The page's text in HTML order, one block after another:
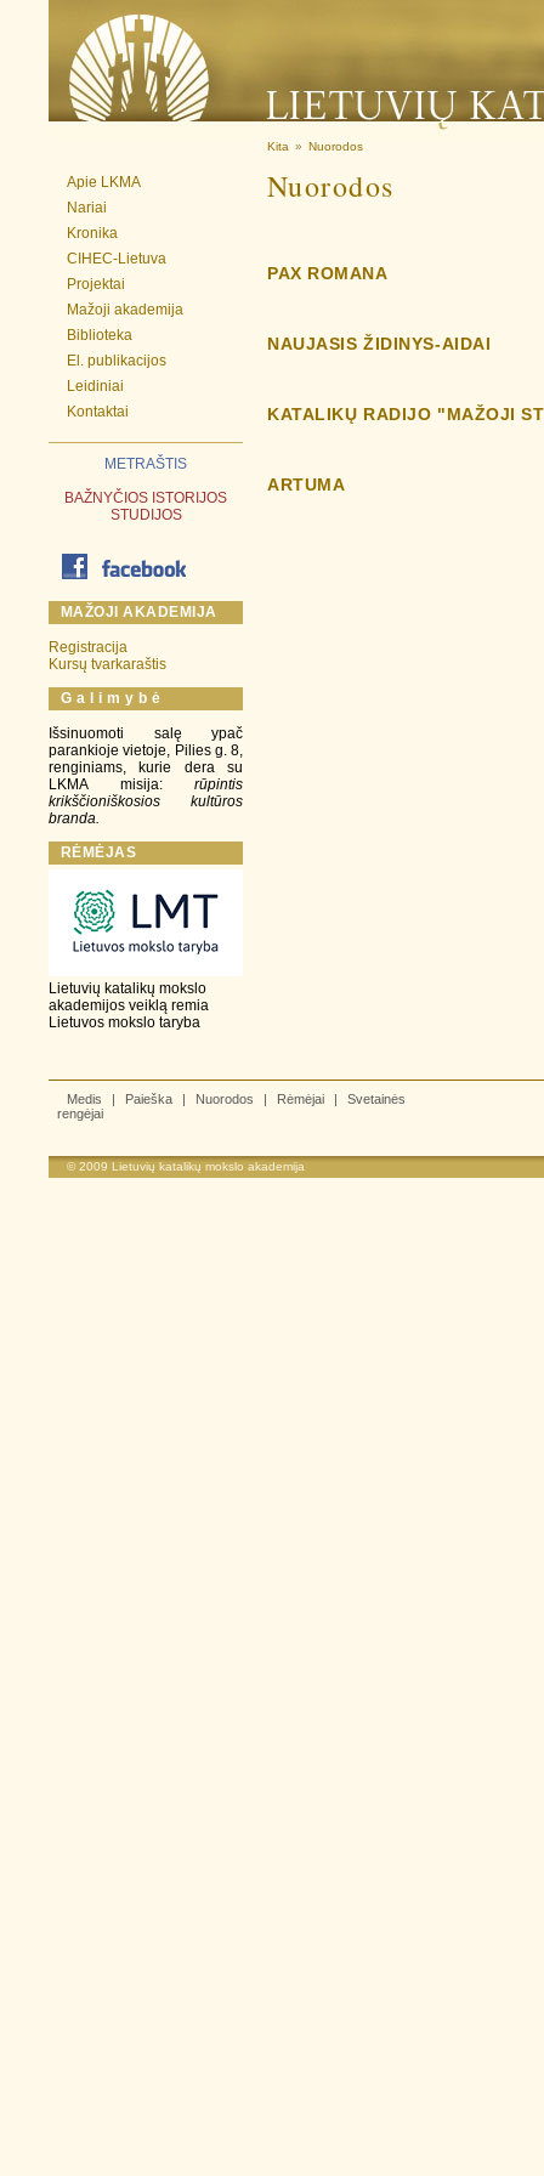
Apie LKMA
Nariai
Kronika
CIHEC-Lietuva
Projektai
Mažoji akademija
Biblioteka
El. publikacijos
Leidiniai
Kontaktai
METRAŠTIS
BAŽNYČIOS ISTORIJOS
STUDIJOS
MAŽOJI AKADEMIJA
Registracija
Kursų tvarkaraštis
G a l i m y b ė
Išsinuomoti salę ypač
parankioje vietoje, Pilies g. 8,
renginiams, kurie dera su
LKMA misija: rūpintis
krikščioniškosios kultūros
branda.
RĖMĖJAS
Lietuvių katalikų mokslo
akademijos veiklą remia
Lietuvos mokslo taryba
Kita » Nuorodos
Nuorodos
PAX ROMANA
NAUJASIS ŽIDINYS-AIDAI
KATALIKŲ RADIJO "MAŽOJI
ARTUMA
Medis | Paieška | Nuorodos | Rėmėjai |
Svetainės
rengėjai
© 2009 Lietuvių katalikų mokslo akademija